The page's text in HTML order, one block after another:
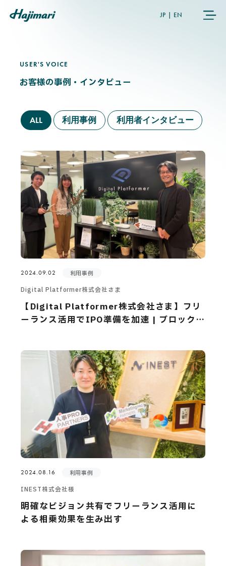
JP EN
COMPANY
NEWS
USER’S VOICE
MEMBERS
CAREERS
CONTACT
Privacy Policy
Security Action
USER'S VOICE
USER'S VOICE
お客様の事例・インタビュー
ALL 利用事例 利用者インタビュー
2024.09.02 利用事例
Digital Platformer株式会社さま
【Digital Platformer株式会社さま】フリ
ーランス活用でIPO準備を加速 | ブロック
2024.08.16 利用事例
INEST株式会社様
明確なビジョン共有でフリーランス活用に
よる相乗効果を生み出す